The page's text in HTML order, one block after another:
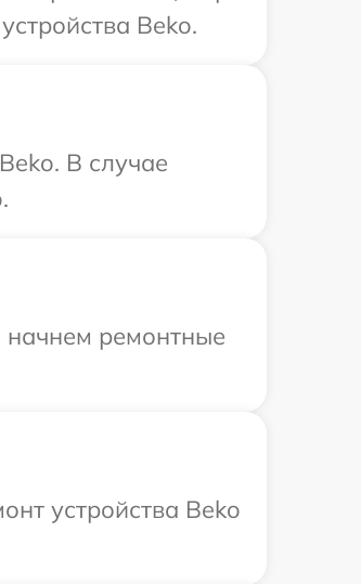
Beko.
В случае
начнем ремонтные
устройства Beko